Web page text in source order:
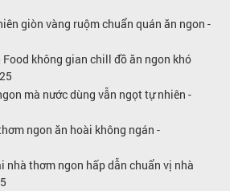
giòn vàng ruộm chuẩn quán ăn ngon -
Food không gian chill đồ ăn ngon khó
mà nước dùng vẫn ngọt tự nhiên -
ngon ăn hoài không ngán -
nhà thơm ngon hấp dẫn chuẩn vị nhà